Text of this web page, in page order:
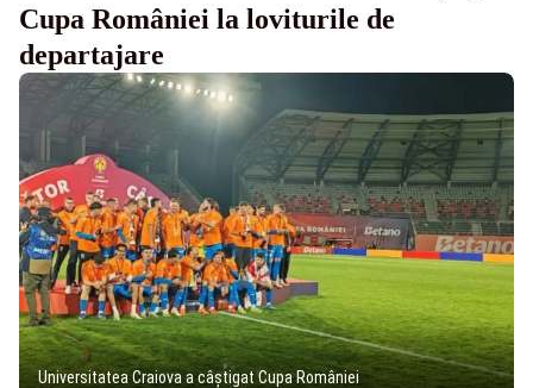
Cupa României la loviturile de
departajare
Universitatea Craiova a câștigat Cupa României